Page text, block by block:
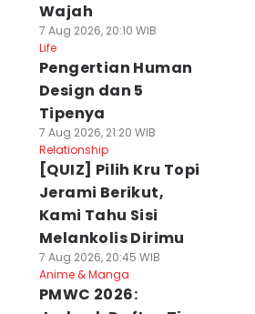
Wajah
7 Aug 2026, 20:10 WIB
Life
Pengertian Human
Design dan 5
Tipenya
7 Aug 2026, 21:20 WIB
Relationship
[QUIZ] Pilih Kru Topi
Jerami Berikut,
Kami Tahu Sisi
Melankolis Dirimu
7 Aug 2026, 20:45 WIB
Anime & Manga
PMWC 2026: